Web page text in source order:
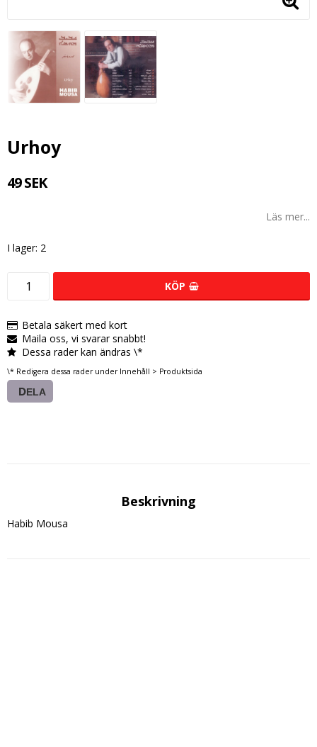
Urhoy
49 SEK
Läs mer...
I lager: 2
KÖP
Betala säkert med kort
Maila oss, vi svarar snabbt!
Dessa rader kan ändras \*
\* Redigera dessa rader under Innehåll > Produktsida
DELA
Beskrivning
Habib Mousa